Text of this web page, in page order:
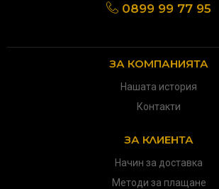
0899 99 77 95
ЗА КОМПАНИЯТА
Нашата история
Контакти
ЗА КЛИЕНТА
Начин за доставка
Методи за плащане